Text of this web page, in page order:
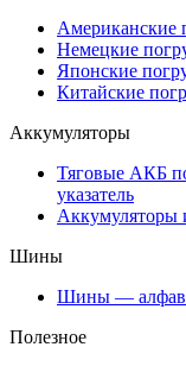
Американские
Немецкие
Японские
Китайские
Аккумуляторы
Тяговые АКБ
указатель
Аккумуляторы
Шины
Шины —
Полезное